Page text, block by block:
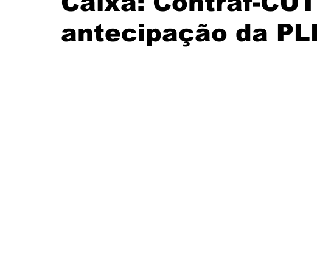
Notícias Caixa Banco do Brasil INSS
antecipação da